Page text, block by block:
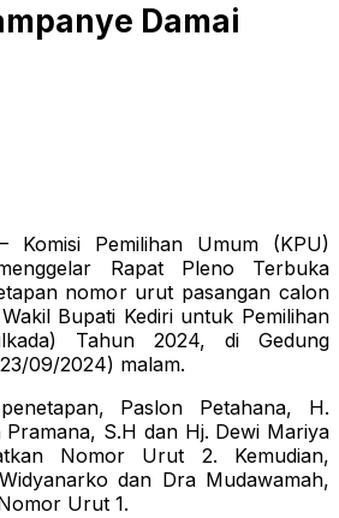
Damai
Komisi Pemilihan Umum (KPU)
Rapat Pleno Terbuka
nomor urut pasangan calon
Bupati Kediri untuk Pemilihan
Tahun 2024, di Gedung
09/2024) malam.
Paslon Petahana, H.
S.H dan Hj. Dewi Mariya
Nomor Urut 2. Kemudian,
dan Dra Mudawamah,
Urut 1.